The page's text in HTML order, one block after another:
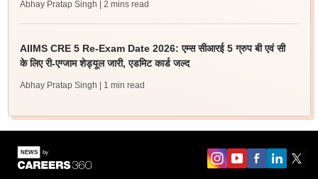
Abhay Pratap Singh | 2 mins read
AIIMS CRE 5 Re-Exam Date 2026: एम्स सीआरई 5 ग्रुप बी एवं सी
के लिए री-एग्जाम शेड्यूल जारी, एडमिट कार्ड जल्द
Abhay Pratap Singh | 1 min read